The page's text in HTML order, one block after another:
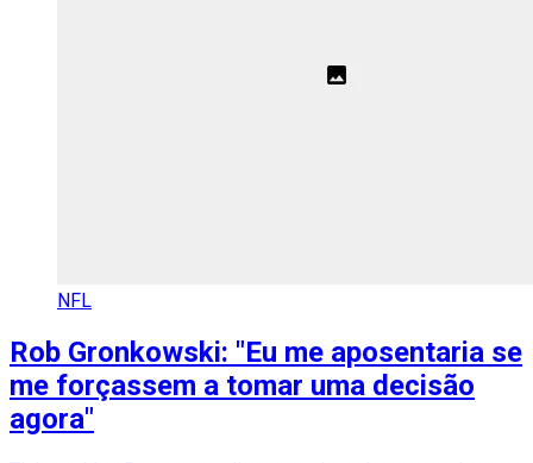
NFL
Rob Gronkowski: "Eu me aposentaria se
me forçassem a tomar uma decisão
agora"